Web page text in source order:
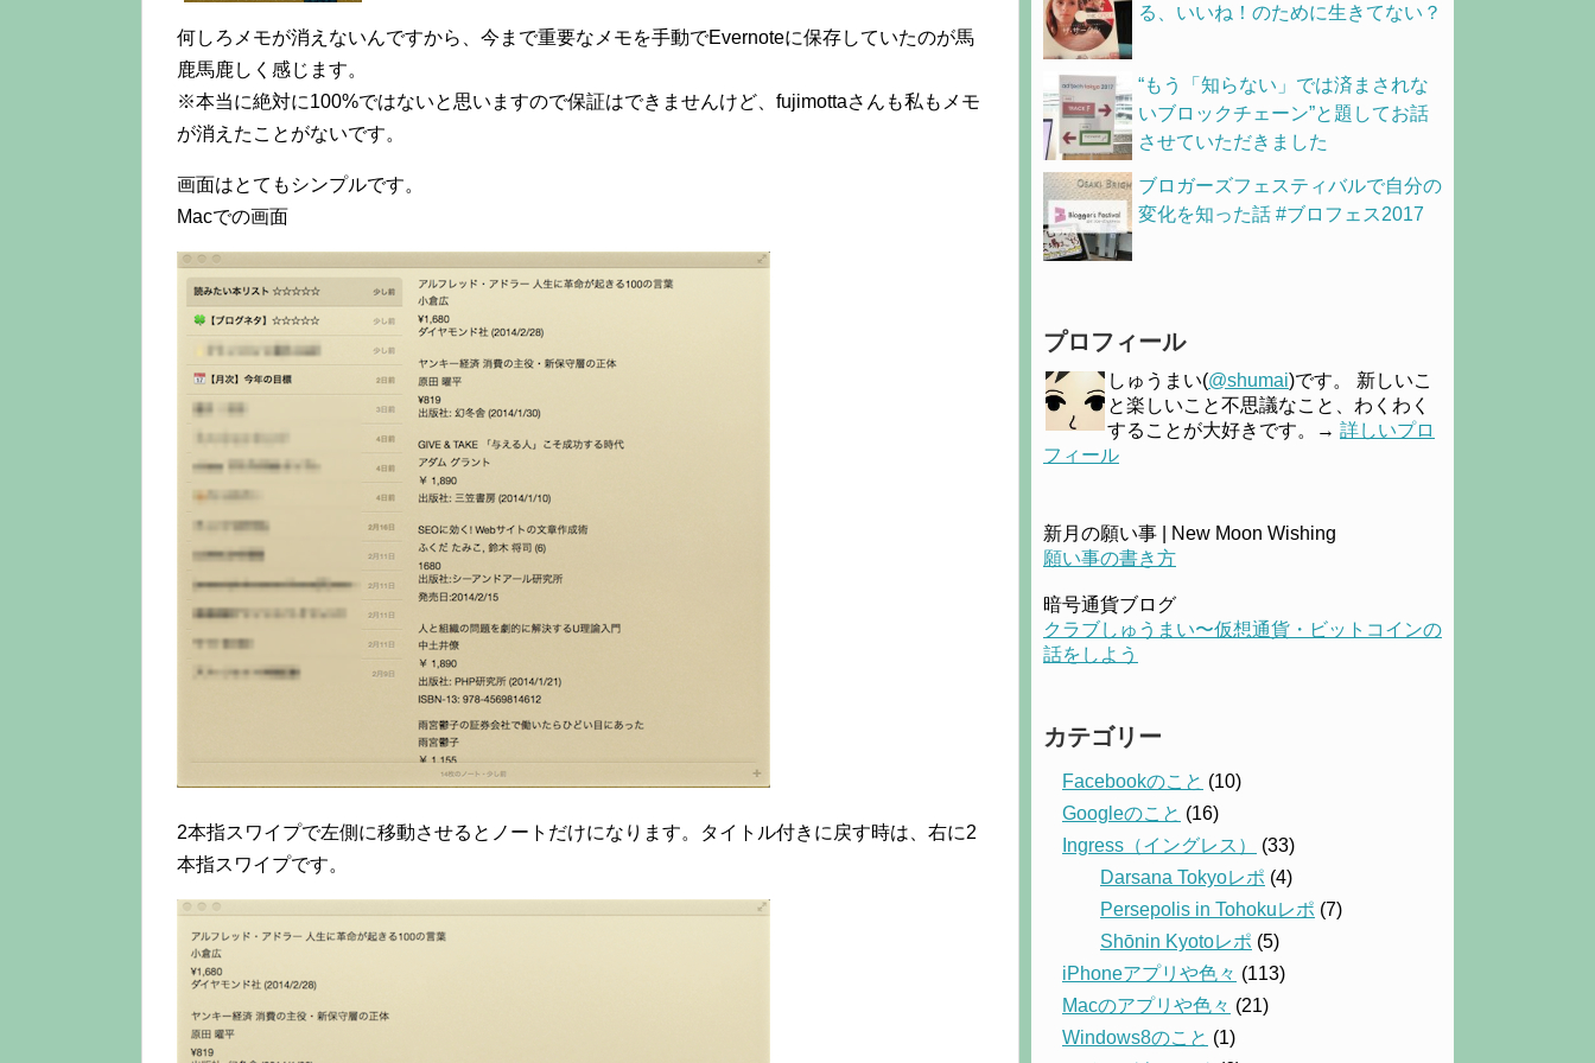
何しろメモが消えないんですから、今まで重要なメモを手動でEvernoteに保存していたのが馬
鹿馬鹿しく感じます。
※本当に絶対に100%ではないと思いますので保証はできませんけど、fujimottaさんも私もメモ
が消えたことがないです。
画面はとてもシンプルです。
Macでの画面
2本指スワイプで左側に移動させるとノートだけになります。タイトル付きに戻す時は、右に2
本指スワイプです。
る、いいね！のために生きてない？
“もう「知らない」では済まされな
いブロックチェーン”と題してお話
させていただきました
ブロガーズフェスティバルで自分の
変化を知った話 #ブロフェス2017
プロフィール
しゅうまい(@shumai)です。 新しいこ
と楽しいこと不思議なこと、わくわく
することが大好きです。→ 詳しいプロ
フィール
新月の願い事 | New Moon Wishing
願い事の書き方
暗号通貨ブログ
クラブしゅうまい〜仮想通貨・ビットコインの
話をしよう
カテゴリー
Facebookのこと (10)
Googleのこと (16)
Ingress（イングレス）
(33)
Darsana Tokyoレポ (4)
Persepolis in Tohokuレポ (7)
Shōnin Kyotoレポ (5)
iPhoneアプリや色々 (113)
Macのアプリや色々 (21)
Windows8のこと (1)